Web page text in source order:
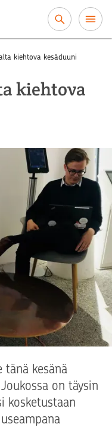
kiehtova kesäduuni
kiehtova
tänä kesänä
on täysin
kosketustaan